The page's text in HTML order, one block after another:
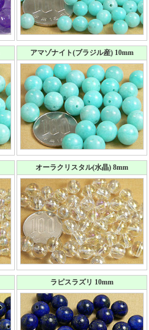
アマゾナイト(ブラジル産) 10mm
オーラクリスタル(水晶) 8mm
ラピスラズリ 10mm